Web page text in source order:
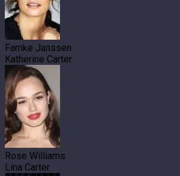
Famke Janssen
Katherine Carter
Rose Williams
Lina Carter